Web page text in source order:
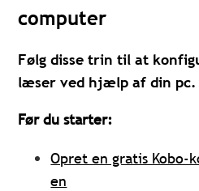
computer
Følg disse trin til at
læser ved hjælp af din pc.
Før du starter:
Opret en gratis Kobo-
en